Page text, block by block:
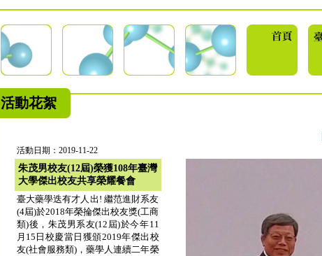
活動花絮
活動日期：2019-11-22
朱茂男校友(12屆)榮獲108年臺灣
大學傑出校友共享榮耀餐會
臺大藥學迭有才人出! 繼范進財系友
(4屆)於2018年榮掄傑出校友獎(工商
類)後，朱茂男系友(12屆)於今年11
月15日校慶當日獲頒2019年傑出校
友(社會服務類)，藥學人連續二年榮